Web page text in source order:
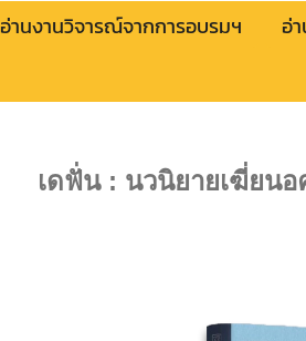
อ่านงานวิจารณ์จากการอบรมฯ อ่
เดฟั่น: นวนิยายเฆี่ยนอ